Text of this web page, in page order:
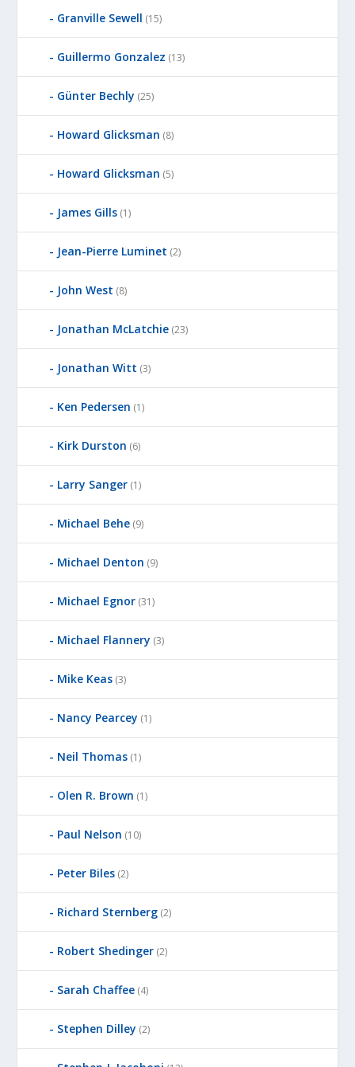
Granville Sewell (15)
Guillermo Gonzalez (13)
Günter Bechly (25)
Howard Glicksman (8)
Howard Glicksman (5)
James Gills (1)
Jean-Pierre Luminet (2)
John West (8)
Jonathan McLatchie (23)
Jonathan Witt (3)
Ken Pedersen (1)
Kirk Durston (6)
Larry Sanger (1)
Michael Behe (9)
Michael Denton (9)
Michael Egnor (31)
Michael Flannery (3)
Mike Keas (3)
Nancy Pearcey (1)
Neil Thomas (1)
Olen R. Brown (1)
Paul Nelson (10)
Peter Biles (2)
Richard Sternberg (2)
Robert Shedinger (2)
Sarah Chaffee (4)
Stephen Dilley (2)